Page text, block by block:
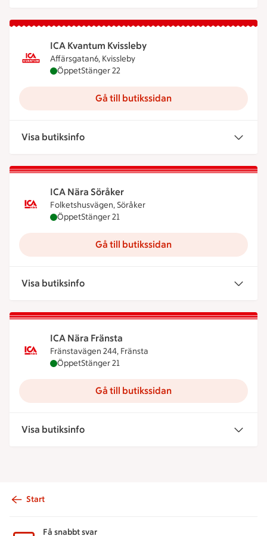
ICA Kvantum Kvissleby
Affärsgatan6, Kvissleby
ICA Kvantum Kvissleby är öppen nu, stänger
ÖppetStänger 22
Gå till butikssidan
Visa butiksinfo
ICA Nära Söråker
Folketshusvägen, Söråker
ICA Nära Söråker är öppen nu, stänger klockan 21
ÖppetStänger 21
Gå till butikssidan
Visa butiksinfo
ICA Nära Fränsta
Fränstavägen 244, Fränsta
ICA Nära Fränsta är öppen nu, stänger klockan 21
ÖppetStänger 21
Gå till butikssidan
Visa butiksinfo
Start
Få snabbt svar